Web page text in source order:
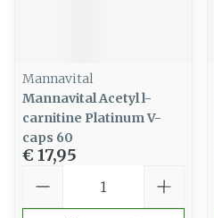
Mannavital
Mannavital Acetyl l-
carnitine Platinum V-
caps 60
€ 17,95